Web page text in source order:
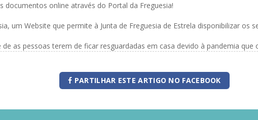
documentos online através do Portal da Freguesia!
um Website que permite à Junta de Freguesia de Estrela disponibilizar
as pessoas terem de ficar resguardadas em casa devido à pandemia que
PARTILHAR ESTE ARTIGO NO FACEBOOK